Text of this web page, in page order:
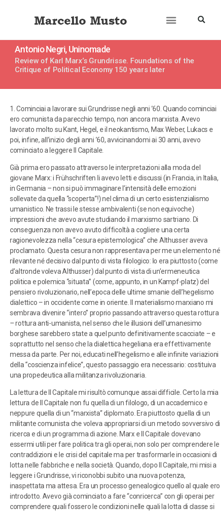
Antonio Negri, Uninomade
Review of Karl Marx’s Grundrisse. Foundations of the
Critique of Political Economy 150 years later
1. Cominciai a lavorare sui Grundrisse negli anni ’60. Quando cominciai
ero comunista da parecchio tempo, non ancora marxista. Avevo
lavorato molto su Kant, Hegel, e il neokantismo, Max Weber, Lukacs e
poi, infine, all’inizio degli anni ’60, avvicinandomi ai 30 anni, avevo
cominciato a leggere Il Capitale.
Già prima ero passato attraverso le interpretazioni alla moda del
giovane Marx: i Frühschriften li avevo letti e discussi (in Francia, in Italia,
in Germania – non si può immaginare l’intensità delle emozioni
sollevate da quella “scoperta”!) nel clima di un certo esistenzialismo
umanistico. Ne trassi le stesse ambivalenti (se non equivoche)
impressioni che avevo avute studiando il marxismo sartriano. Di
conseguenza non avevo avuto difficoltà a cogliere una certa
ragionevolezza nella “cesura epistemologica” che Althusser aveva
proclamato. Questa cesura non rappresentava per me un elemento né
rilevante né decisivo dal punto di vista filologico: lo era piuttosto (come
d’altronde voleva Althusser) dal punto di vista di un’ermeneutica
politica e polemica “situata” (come, appunto, in un Kampf-platz) del
pensiero rivoluzionario, nell’epoca delle ultime smanie dell’hegelismo
dialettico – in occidente come in oriente. Il materialismo marxiano mi
sembrava divenire “intero” proprio passando attraverso questa rottura
– rottura anti-umanista, nel senso che le illusioni dell’umanesimo
borghese sarebbero state a quel punto definitivamente scacciate – e
soprattutto nel senso che la dialettica hegeliana era effettivamente
messa da parte. Per noi, educati nell’hegelismo e alle infinite variazioni
della “coscienza infelice”, questo passaggio era necessario: costituiva
una propedeutica alla militanza rivoluzionaria.
La lettura de Il Capitale mi risultò comunque assai difficile. Certo la mia
lettura de Il Capitale non fu quella di un filologo, di un accademico e
neppure quella di un “marxista” diplomato. Era piuttosto quella di un
militante comunista che voleva appropriarsi di un metodo sovversivo di
ricerca e di un programma di azione. Marx e Il Capitale dovevano
essermi utili per fare politica tra gli operai, non solo per comprendere le
contraddizioni e le crisi del capitale ma per trasformarle in occasioni di
lotta nelle fabbriche e nella società. Quando, dopo Il Capitale, mi misi a
leggere i Grundrisse, vi riconobbi subito una nuova potenza,
inaspettata ma attesa. Era un processo genealogico quello al quale ero
introdotto. Avevo già cominciato a fare “conricerca” con gli operai per
comprendere quali fossero le condizioni nelle quali la lotta di classe si